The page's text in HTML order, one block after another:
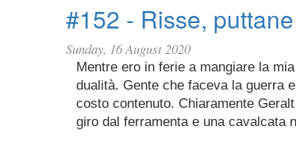
#152 - Risse,
Sunday, 16 August 2020
Mentre ero in ferie a mangiare la
dualità. Gente che faceva la guerra
costo contenuto. Chiaramente
giro dal ferramenta e una cavalcata